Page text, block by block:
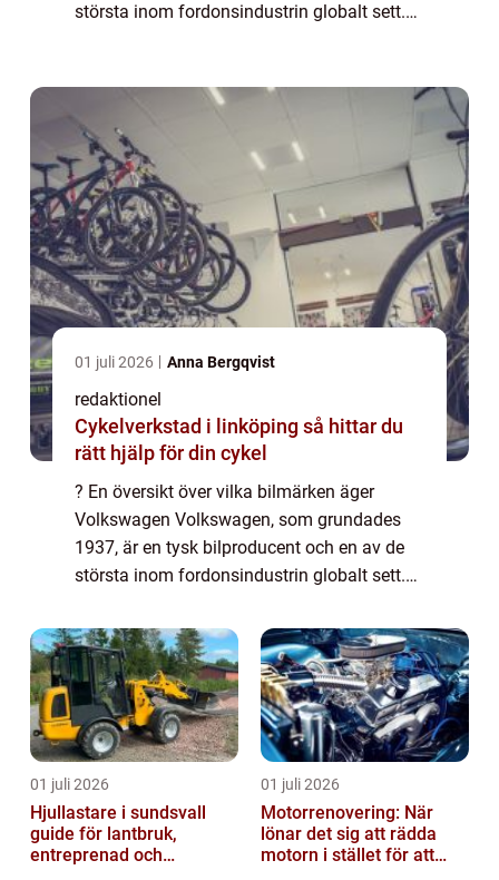
största inom fordonsindustrin globalt sett.
01 juli 2026 Anna Bergqvist
redaktionel
Cykelverkstad i linköping så hittar du
rätt hjälp för din cykel
? En översikt över vilka bilmärken äger
Volkswagen Volkswagen, som grundades
1937, är en tysk bilproducent och en av de
största inom fordonsindustrin globalt sett.
förvärvat flera andra bilmärken, vilket har g...
01 juli 2026
Hjullastare i sundsvall
guide för lantbruk,
entreprenad och
01 juli 2026
Motorrenovering: När
lönar det sig att rädda
motorn i stället för att